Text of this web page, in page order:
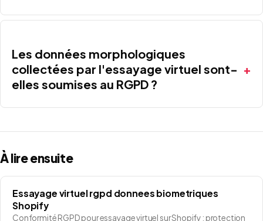
Les données morphologiques
collectées par l'essayage virtuel sont-
elles soumises au RGPD ?
À lire ensuite
Essayage virtuel rgpd donnees biometriques
Shopify
Conformité RGPD pour essayage virtuel sur Shopify : protection